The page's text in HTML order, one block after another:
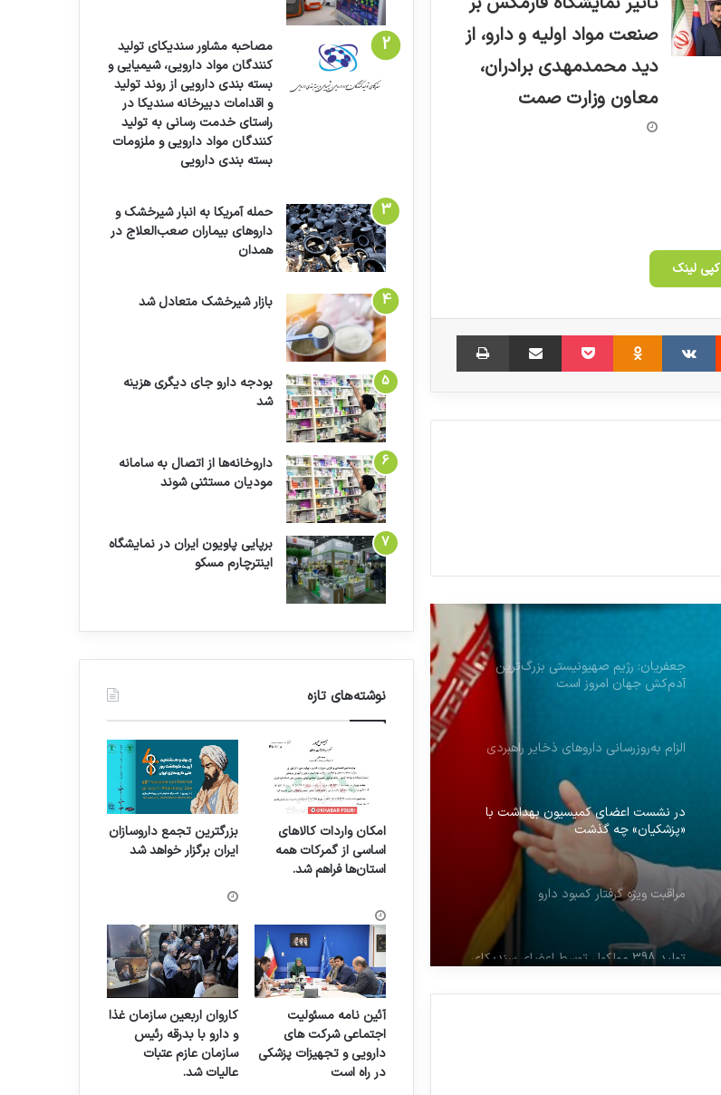
صنعت مواد اولیه و دارو، از
دید محمدمهدی برادران،
معاون وزارت صمت
کپی لینک
‫رددیت ‫VKontakte
‫Odnoklassniki پاکت اشتراک گذاری از طریق ایمیل
در نشست اعضای کمیسیون بهداشت با
«پزشکیان» چه گذشت
به نفع چه کسانی است؟
جعفریان: رژیم صهیونیستی بزرگ‌ترین
آدم‌کش جهان امروز است
الزام به‌روزرسانی داروهای ذخایر راهبردی
در نشست اعضای کمیسیون بهداشت با
«پزشکیان» چه گذشت
مراقبت ویژه گرفتار کمبود دارو
تولید 398 مولکول توسط اعضای سندیکای
مصاحبه مشاور سندیکای تولید
کنندگان مواد دارویی، شیمیایی و
بسته بندی دارویی از روند تولید
و اقدامات دبیرخانه سندیکا در
راستای خدمت رسانی به تولید
کنندگان مواد دارویی و ملزومات
بسته بندی دارویی
حمله آمریکا به انبار شیرخشک و
داروهای بیماران صعب‌العلاج در
همدان
بازار شیرخشک متعادل شد
بودجه دارو جای دیگری هزینه
شد
داروخانه‌ها از اتصال به سامانه
مودیان مستثنی شوند
برپایی پاویون ایران در نمایشگاه
اینترچارم مسکو
نوشته‌های تازه
امکان واردات کالاهای
اساسی از گمرکات همه
استان‌ها فراهم شد.
بزرگترین تجمع داروسازان
ایران برگزار خواهد شد
آئین نامه مسئولیت
اجتماعی شرکت های
دارویی و تجهیزات پزشکی
در راه است
کاروان اربعین سازمان غذا
و دارو با بدرقه رئیس
سازمان عازم عتبات
عالیات شد.